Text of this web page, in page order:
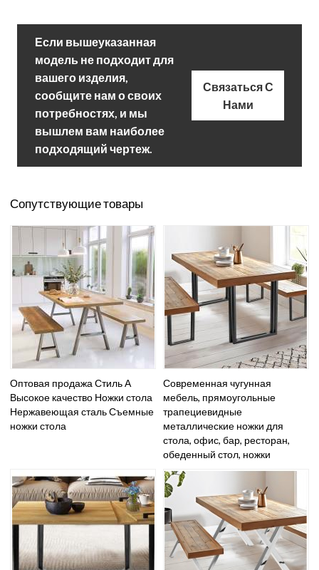
Если вышеуказанная
модель не подходит для
вашего изделия,
сообщите нам о своих
потребностях, и мы
вышлем вам наиболее
подходящий чертеж.
Связаться С
Нами
Сопутствующие товары
Оптовая продажа Стиль А
Высокое качество Ножки стола
Нержавеющая сталь Съемные
ножки стола
Современная чугунная
мебель, прямоугольные
трапециевидные
металлические ножки для
стола, офис, бар, ресторан,
обеденный стол, ножки